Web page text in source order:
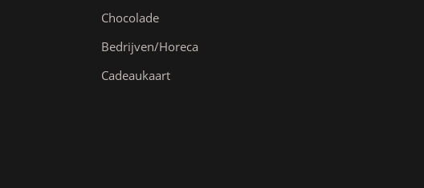
Chocolade
Bedrijven/Horeca
Cadeaukaart